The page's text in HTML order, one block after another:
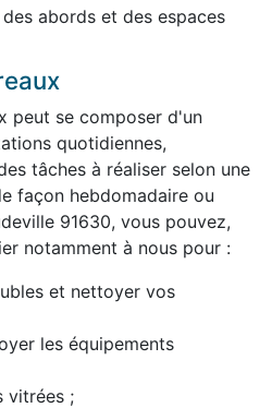
abords et des espaces
peut se composer d'un
quotidiennes,
tâches à réaliser selon une
façon hebdomadaire ou
91630, vous pouvez,
notamment à nous pour :
et nettoyer vos
les équipements
vitrées ;